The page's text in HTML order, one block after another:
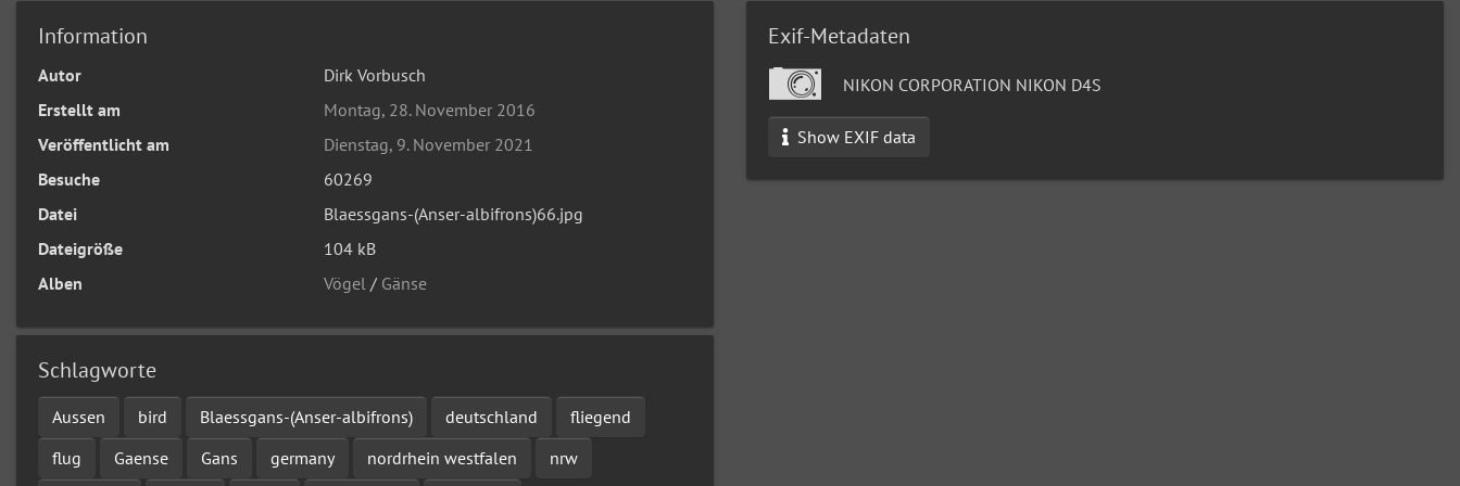
Information
Autor
Dirk Vorbusch
Erstellt am
Montag, 28. November 2016
Veröffentlicht am
Dienstag, 9. November 2021
Besuche
60269
Datei
Blaessgans-(Anser-albifrons)66.jpg
Dateigröße
104 kB
Alben
Vögel / Gänse
Schlagworte
Aussen bird Blaessgans-(Anser-albifrons) deutschland
fliegend
flug
Gaense Gans germany nordrhein westfalen nrw
Exif-Metadaten
NIKON CORPORATION NIKON D4S
Show EXIF data